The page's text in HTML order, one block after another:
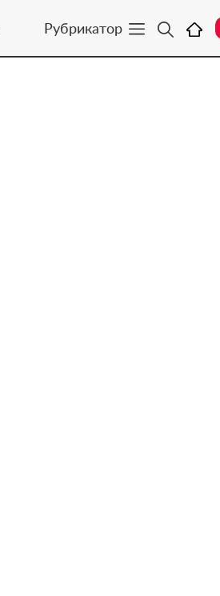
Рубрикатор